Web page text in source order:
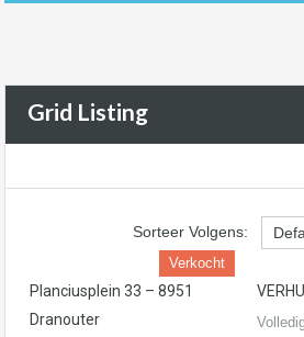
Grid Listing
Sorteer Volgens:
Verkocht
Planciusplein 33 – 8951
Dranouter